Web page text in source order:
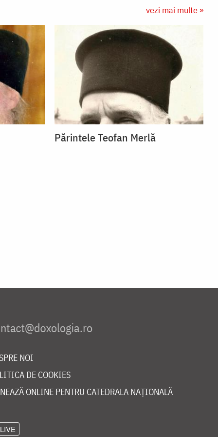
vezi mai multe »
Părintele Teofan Merlă
NOI
DE COOKIES
ONLINE PENTRU CATEDRALA NAȚIONALĂ
LIVE